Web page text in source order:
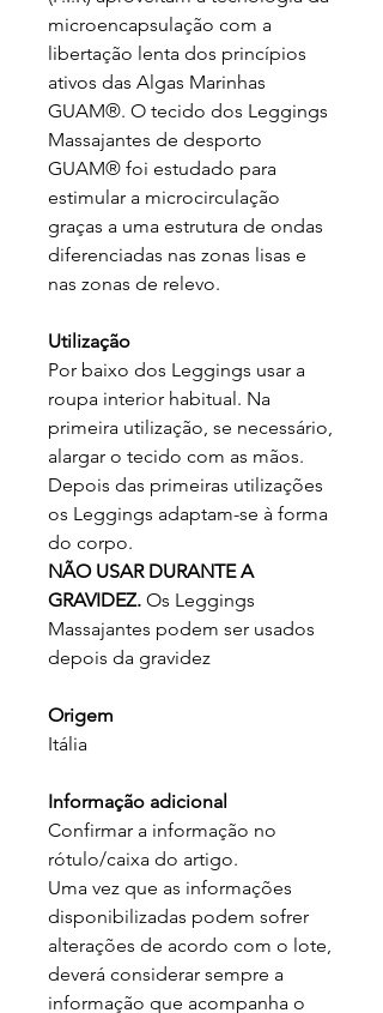
microencapsulação com a
libertação lenta dos princípios
ativos das Algas Marinhas
GUAM®. O tecido dos Leggings
Massajantes de desporto
GUAM® foi estudado para
estimular a microcirculação
graças a uma estrutura de ondas
diferenciadas nas zonas lisas e
nas zonas de relevo.
Utilização
Por baixo dos Leggings usar a
roupa interior habitual. Na
primeira utilização, se necessário,
alargar o tecido com as mãos.
Depois das primeiras utilizações
os Leggings adaptam-se à forma
do corpo.
NÃO USAR DURANTE A
GRAVIDEZ. Os Leggings
Massajantes podem ser usados
depois da gravidez
Origem
Itália
Informação adicional
Confirmar a informação no
rótulo/caixa do artigo.
Uma vez que as informações
disponibilizadas podem sofrer
alterações de acordo com o lote,
deverá considerar sempre a
informação que acompanha o